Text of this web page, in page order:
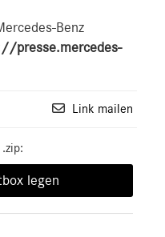
Benz
presse.mercedes-
Link mailen
legen